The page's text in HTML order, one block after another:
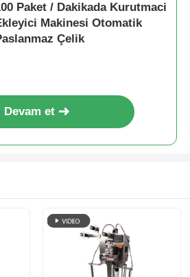
Paket / Dakikada Kurutmaci
Makinesi Otomatik
Çelik
Devam et